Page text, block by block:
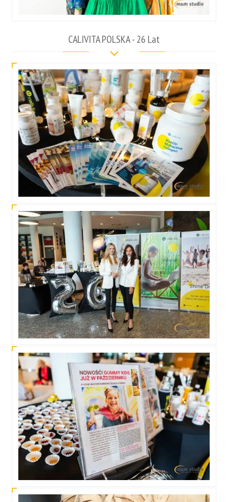
CALIVITA POLSKA - 26 Lat